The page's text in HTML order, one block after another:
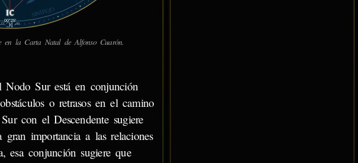
00°
IC
25'
GÉMINIS
00°25'
en la Carta Natal de Alfonso Cuarón.
Sur está en conjunción
o retrasos en el camino
con el Descendente sugiere
gran importancia a las relaciones
esa conjunción sugiere que